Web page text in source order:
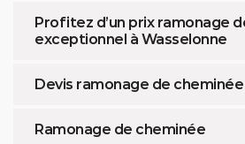
Profitez d’un prix ramonage
exceptionnel à Wasselonne
Devis ramonage de cheminée
Ramonage de cheminée